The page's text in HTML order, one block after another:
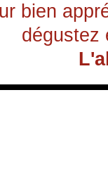
bien
dégustez